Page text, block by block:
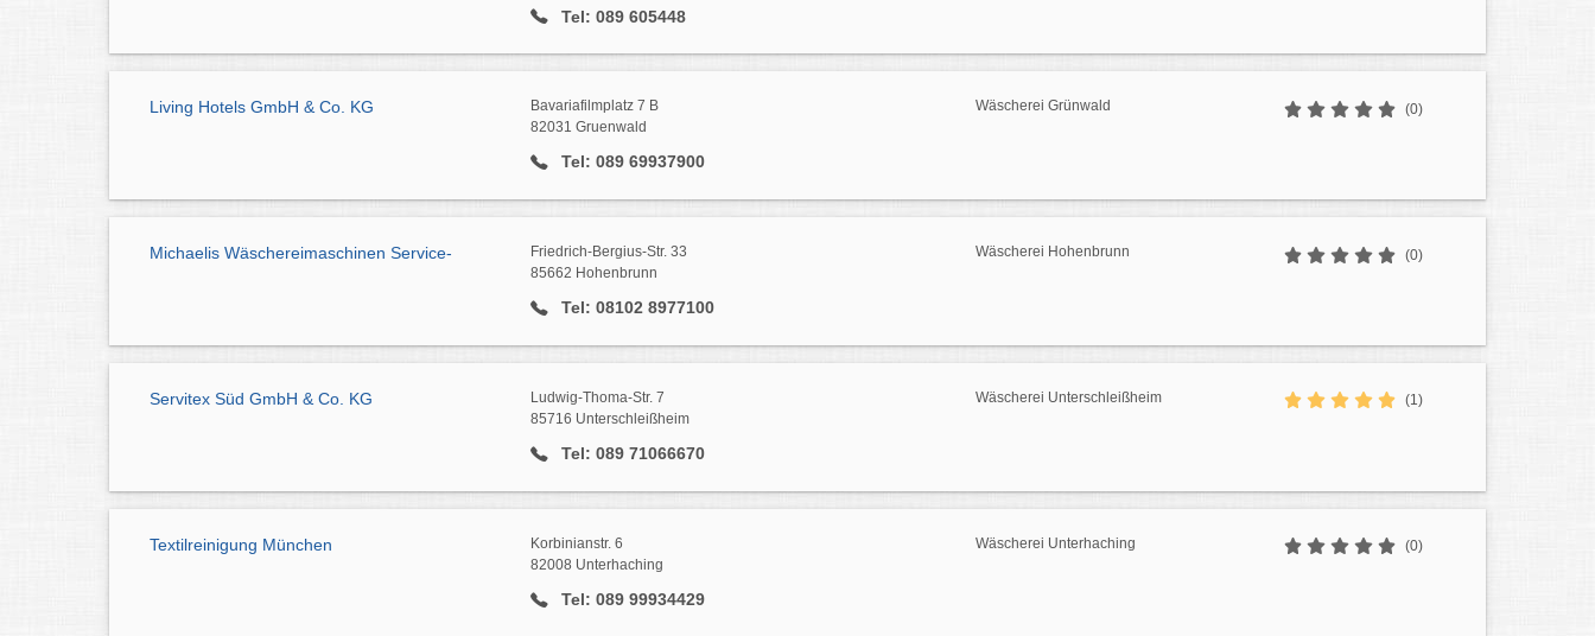
Tel: 089 605448
Living Hotels GmbH & Co. KG
Bavariafilmplatz 7 B
82031 Gruenwald
Tel: 089 69937900
Wäscherei Grünwald (0)
Michaelis Wäschereimaschinen Service-
Friedrich-Bergius-Str. 33
85662 Hohenbrunn
Tel: 08102 8977100
Wäscherei Hohenbrunn (0)
Servitex Süd GmbH & Co. KG
Ludwig-Thoma-Str. 7
85716 Unterschleißheim
Tel: 089 71066670
Wäscherei Unterschleißheim (1)
Textilreinigung München
Korbinianstr. 6
82008 Unterhaching
Tel: 089 99934429
Wäscherei Unterhaching (0)